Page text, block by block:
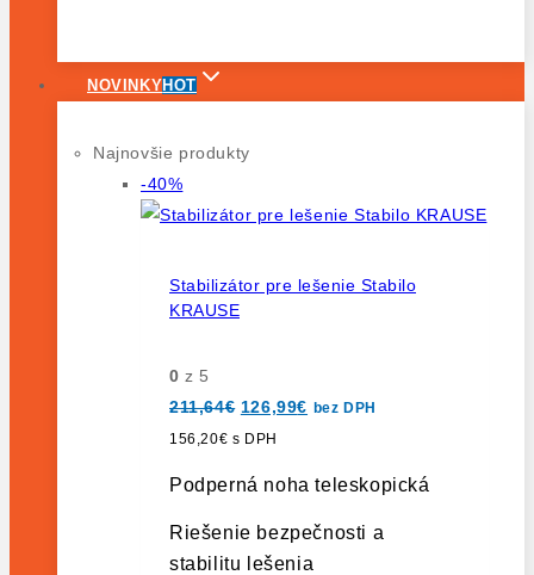
NOVINKYHOT
Najnovšie produkty
-40%Výrobok
na
Stabilizátor pre lešenie Stabilo
KRAUSE
0 z 5
211,64€ Pôvodná
cena
bola:
126,99€ Aktuálna
cena
bez DPH
156,20€ s DPH
Podperná noha teleskopická
Riešenie bezpečnosti a
stabilitu lešenia